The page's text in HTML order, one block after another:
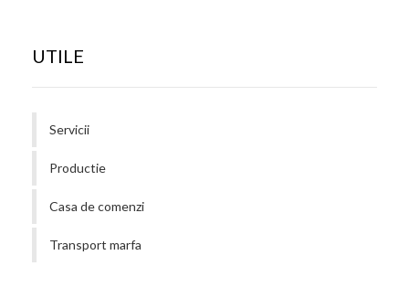
UTILE
Servicii
Productie
Casa de comenzi
Transport marfa